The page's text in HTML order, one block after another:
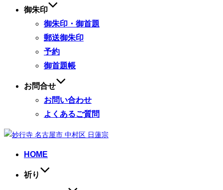
御朱印
御朱印・御首題
郵送御朱印
予約
御首題帳
お問合せ
お問い合わせ
よくあるご質問
コ
HOME
祈り